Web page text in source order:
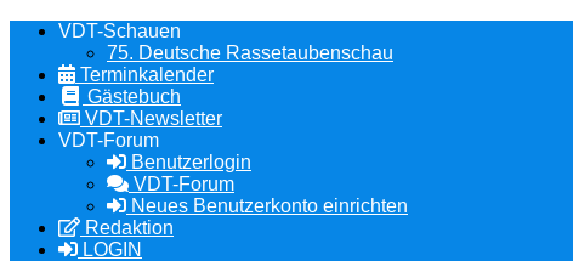
VDT-Schauen
75. Deutsche Rassetaubenschau
Terminkalender
Gästebuch
VDT-Newsletter
VDT-Forum
Benutzerlogin
VDT-Forum
Neues Benutzerkonto einrichten
Redaktion
LOGIN